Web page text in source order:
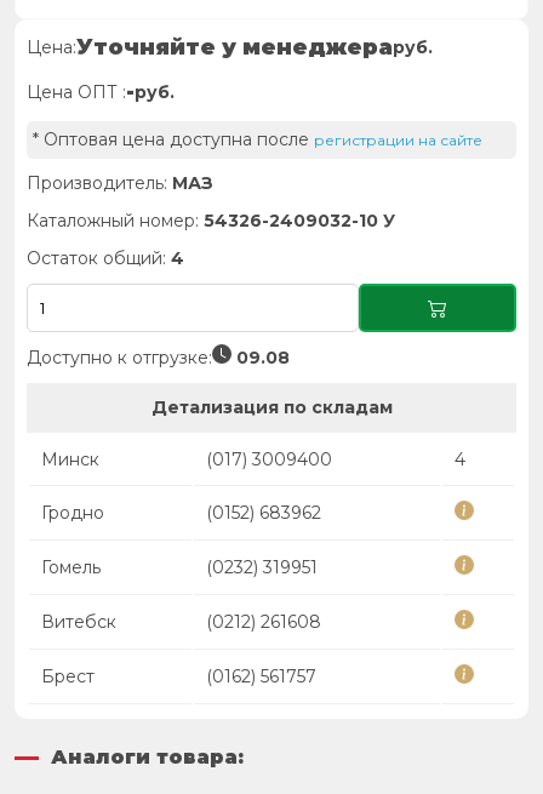
Цена:Уточняйте у менеджераруб.
Цена ОПТ :-руб.
* Оптовая цена доступна после регистрации на сайте
Производитель: МАЗ
Каталожный номер: 54326-2409032-10 У
Остаток общий: 4
Доступно к отгрузке: 09.08
Детализация по складам
Минск (017) 3009400 4
Гродно (0152) 683962
Гомель (0232) 319951
Витебск (0212) 261608
Брест (0162) 561757
Аналоги товара: